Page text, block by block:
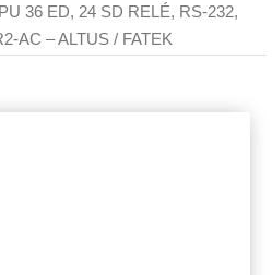
36 ED, 24 SD RELÉ, RS-232,
AC – ALTUS / FATEK